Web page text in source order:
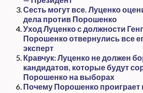
Сесть могут все. Луценко
дела против Порошенко
Уход Луценко с должности
Порошенко отвернулись все
эксперт
Кравчук: Луценко не должен
кандидатов, которые будут
Порошенко на выборах
Почему Порошенко проиграет